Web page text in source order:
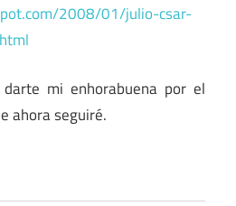
2008/01/julio-csar-
mi enhorabuena por el
ahora seguiré.